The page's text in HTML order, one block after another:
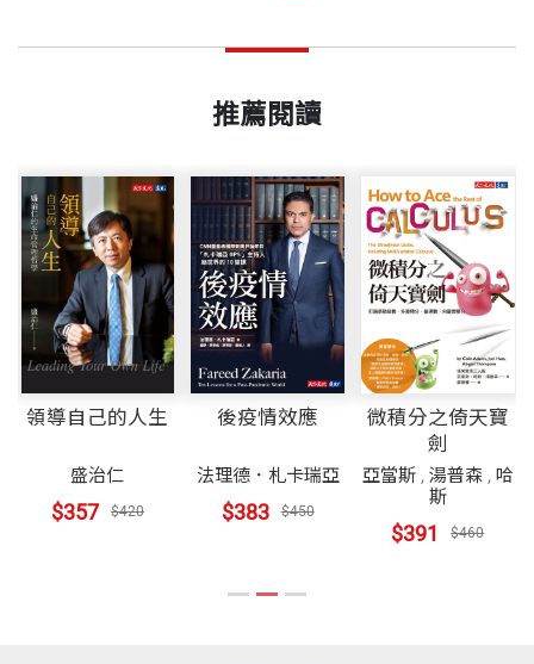
推薦閱讀
領導自己的人生
盛治仁
$357 $420
後疫情效應
法理德．札卡瑞亞
$383 $450
微積分之倚天寶
劍
亞當斯, 湯普森, 哈
斯
$391 $460